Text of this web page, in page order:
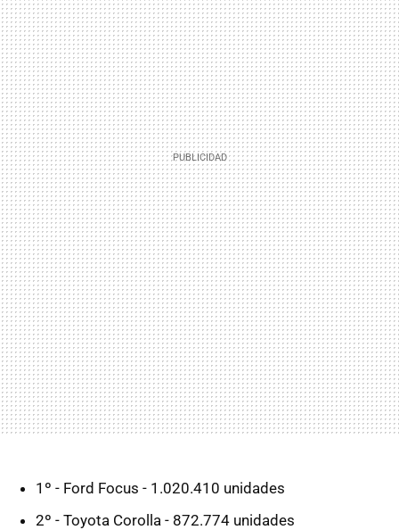
1º - Ford Focus - 1.020.410 unidades
2º - Toyota Corolla - 872.774 unidades